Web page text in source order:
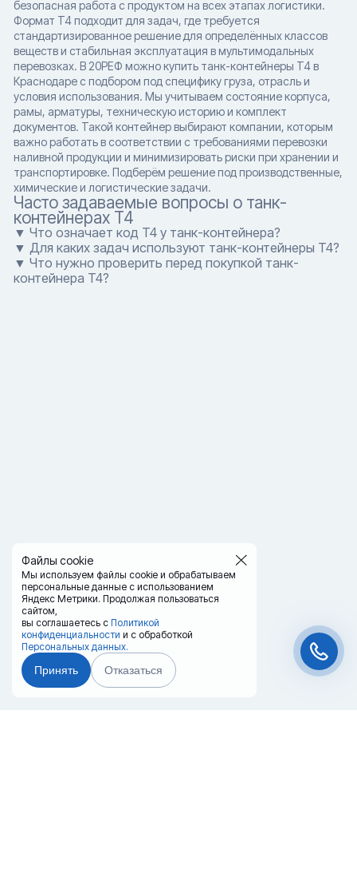
Файлы cookie
Мы используем файлы cookie и обрабатываем
персональные данные с использованием
Яндекс Метрики. Продолжая пользоваться
сайтом,
вы соглашаетесь с Политикой
конфиденциальности и с обработкой
Персональных данных.
Принять Отказаться
безопасная работа с продуктом на всех этапах логистики.
Формат T4 подходит для задач, где требуется
стандартизированное решение для определённых классов
веществ и стабильная эксплуатация в мультимодальных
перевозках. В 20РЕФ можно купить танк-контейнеры T4 в
Краснодаре с подбором под специфику груза, отрасль и
условия использования. Мы учитываем состояние корпуса,
рамы, арматуры, техническую историю и комплект
документов. Такой контейнер выбирают компании, которым
важно работать в соответствии с требованиями перевозки
наливной продукции и минимизировать риски при хранении и
транспортировке. Подберём решение под производственные,
химические и логистические задачи.
Часто задаваемые вопросы о танк-
контейнерах T4
▼ Что означает код T4 у танк-контейнера?
▼ Для каких задач используют танк-контейнеры T4?
▼ Что нужно проверить перед покупкой танк-
контейнера T4?